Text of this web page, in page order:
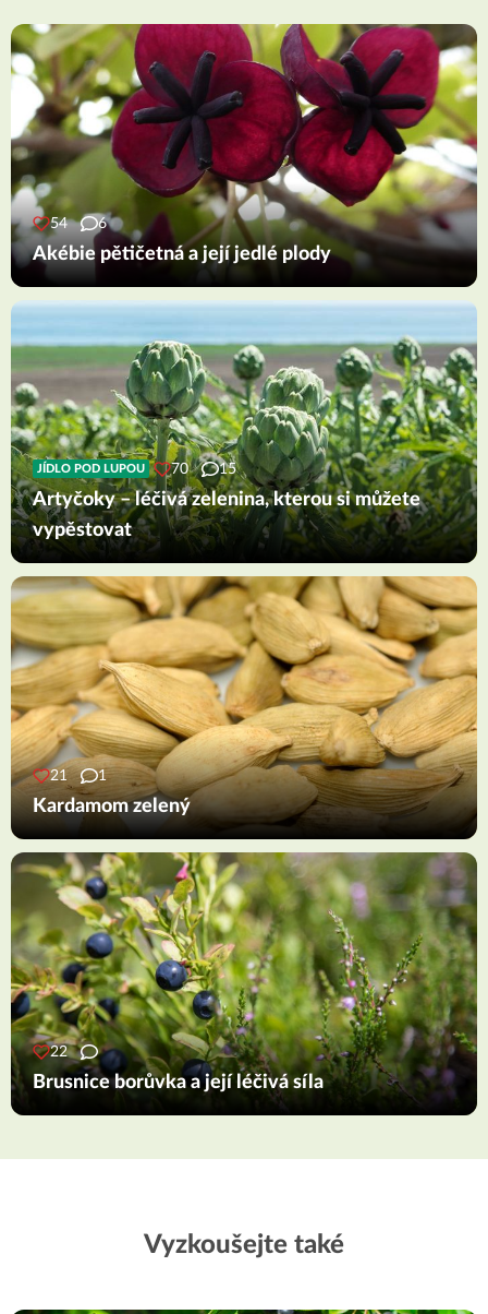
54 6
Akébie pětičetná a její jedlé plody
JÍDLO POD LUPOU 70 15
Artyčoky – léčivá zelenina, kterou si můžete
vypěstovat
21 1
Kardamom zelený
22
Brusnice borůvka a její léčivá síla
Vyzkoušejte také